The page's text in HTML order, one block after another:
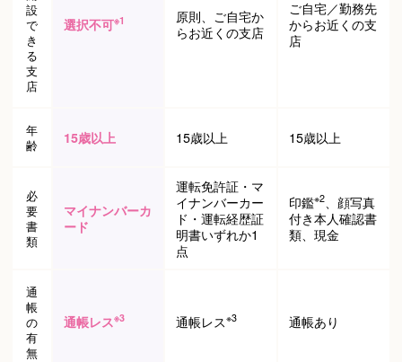
設
で
き
る
支
店
選択不可※1
原則、ご自宅か
らお近くの支店
ご自宅／勤務先
からお近くの支
店
年
齢
15歳以上 15歳以上 15歳以上
必
要
書
類
マイナンバーカ
ード
運転免許証・マ
イナンバーカー
ド・運転経歴証
明書いずれか1
点
印鑑※2、顔写真
付き本人確認書
類、現金
通
帳
の
有
無
通帳レス※3 通帳レス※3 通帳あり